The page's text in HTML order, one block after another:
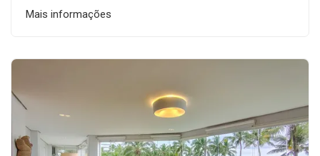
Mais informações